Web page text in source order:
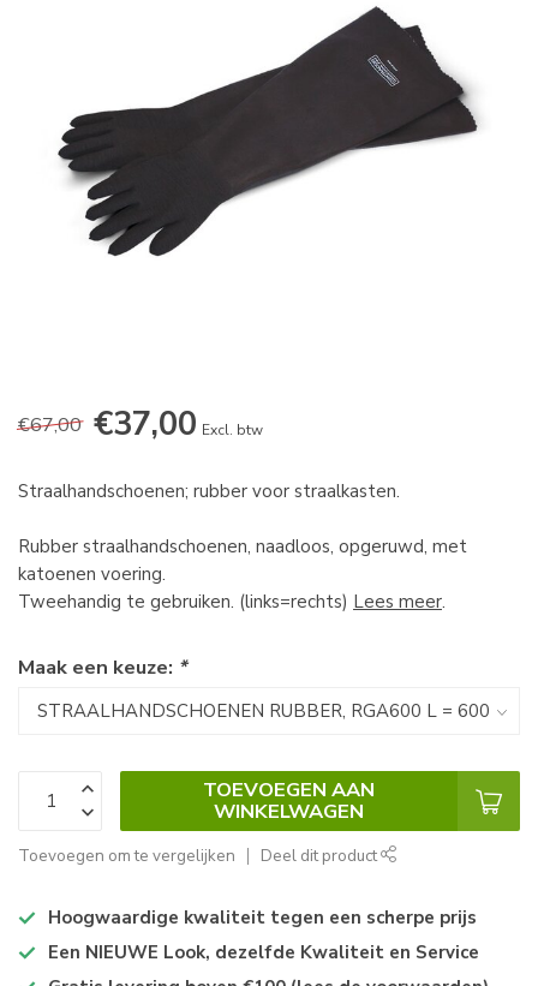
€67,00 €37,00 Excl. btw
Straalhandschoenen; rubber voor straalkasten.
Rubber straalhandschoenen, naadloos, opgeruwd, met
katoenen voering.
Tweehandig te gebruiken. (links=rechts) Lees meer.
Maak een keuze: *
TOEVOEGEN AAN
WINKELWAGEN
Toevoegen om te vergelijken Deel dit product
Hoogwaardige kwaliteit tegen een scherpe prijs
Een NIEUWE Look, dezelfde Kwaliteit en Service